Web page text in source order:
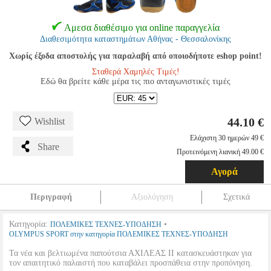
Αμεσα διαθέσιμο για online παραγγελία
Διαθεσιμότητα καταστημάτων Αθήνας - Θεσσαλονίκης
Χωρίς έξοδα αποστολής για παραλαβή από οποιοδήποτε eshop point!
Σταθερά Χαμηλές Τιμές!
Εδώ θα βρείτε κάθε μέρα τις πιο ανταγωνιστικές τιμές
Wishlist
Share
44.10 €
Ελάχιστη 30 ημερών 49 €
Προτεινόμενη λιανική 49.00 €
Αγορά
Περιγραφή Αξιολόγηση Σχετικά
Κατηγορία: ΠΟΛΕΜΙΚΕΣ ΤΕΧΝΕΣ-ΥΠΟΔΗΣΗ •
OLYMPUS SPORT στην κατηγορία ΠΟΛΕΜΙΚΕΣ ΤΕΧΝΕΣ-ΥΠΟΔΗΣΗ
Τα νέα και βελτιωμένα παπούτσια ΑΧΙΛΕΑΣ ΙΙ κατασκευάστηκαν για
τον απαιτητικό παλαιστή που καταβάλει προσπάθεια στην προπόνηση.